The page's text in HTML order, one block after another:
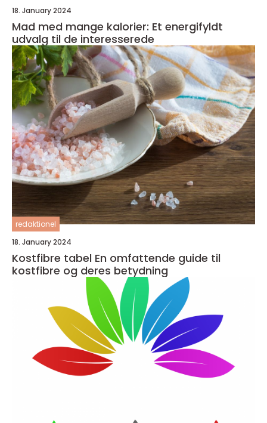
18. January 2024
Mad med mange kalorier: Et energifyldt
udvalg til de interesserede
redaktionel
18. January 2024
Kostfibre tabel En omfattende guide til
kostfibre og deres betydning